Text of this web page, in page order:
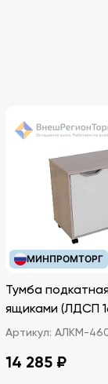
МИНПРОМТОРГ
Тумба
ящиками
Артикул: АЛКМ-
14 285 ₽